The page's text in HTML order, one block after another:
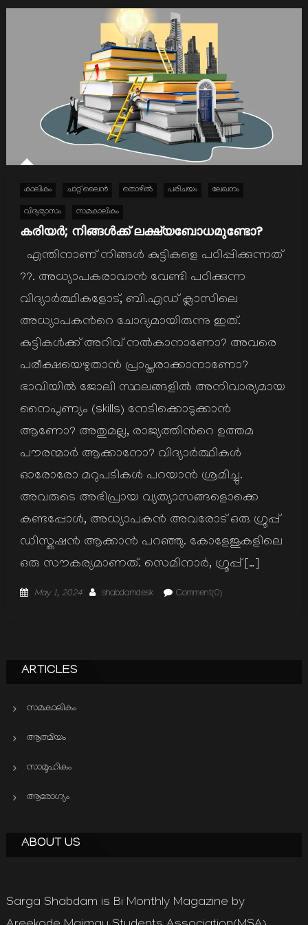
കാലികം ചാറ്റ് ലൈൻ തൊഴില്‍ പരിചയം ലേഖനം
വിദ്യഭ്യാസം സമകാലികം
കരിയര്‍; നിങ്ങള്‍ക്ക് ലക്ഷ്യബോധമുണ്ടോ?
എന്തിനാണ് നിങ്ങള്‍ കുട്ടികളെ പഠിപ്പിക്കുന്നത്
??. അധ്യാപകരാവാന്‍ വേണ്ടി പഠിക്കുന്ന
വിദ്യാര്‍ത്ഥികളോട്, ബി.എഡ് ക്ലാസിലെ
അധ്യാപകന്‍റെ ചോദ്യമായിരുന്നു ഇത്.
കുട്ടികള്‍ക്ക് അറിവ് നല്‍കാനാണോ? അവരെ
പരീക്ഷയെഴുതാന്‍ പ്രാപ്തരാക്കാനാണോ?
ഭാവിയില്‍ ജോലി സ്ഥലങ്ങളില്‍ അനിവാര്യമായ
നൈപുണ്യം (skills) നേടിക്കൊടുക്കാന്‍
ആണോ? അതുമല്ല, രാജ്യത്തിന്‍റെ ഉത്തമ
പൗരന്മാര്‍ ആക്കാനോ? വിദ്യാര്‍ത്ഥികള്‍
ഓരോരോ മറുപടികള്‍ പറയാന്‍ ശ്രമിച്ചു.
അവരുടെ അഭിപ്രായ വ്യത്യാസങ്ങളൊക്കെ
കണ്ടപ്പോള്‍, അധ്യാപകന്‍ അവരോട് ഒരു ഗ്രൂപ്പ്
ഡിസ്കഷന്‍ ആക്കാന്‍ പറഞ്ഞു. കോളേജുകളിലെ
ഒരു സൗകര്യമാണത്. സെമിനാര്‍, ഗ്രൂപ്പ് […]
Posted
May 1, 2024 Author
shabdamdesk Comment(0)
ARTICLES
സമകാലികം
ആത്മിയം
സാമൂഹികം
ആരോഗ്യം
ABOUT US
Sarga Shabdam is Bi Monthly Magazine by